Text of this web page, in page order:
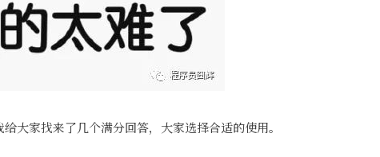
大家找来了几个满分回答，大家选择合适的使用。